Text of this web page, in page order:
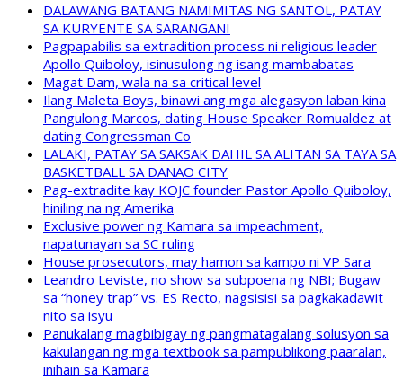
DALAWANG BATANG NAMIMITAS NG SANTOL, PATAY
SA KURYENTE SA SARANGANI
Pagpapabilis sa extradition process ni religious leader
Apollo Quiboloy, isinusulong ng isang mambabatas
Magat Dam, wala na sa critical level
Ilang Maleta Boys, binawi ang mga alegasyon laban kina
Pangulong Marcos, dating House Speaker Romualdez at
dating Congressman Co
LALAKI, PATAY SA SAKSAK DAHIL SA ALITAN SA TAYA SA
BASKETBALL SA DANAO CITY
Pag-extradite kay KOJC founder Pastor Apollo Quiboloy,
hiniling na ng Amerika
Exclusive power ng Kamara sa impeachment,
napatunayan sa SC ruling
House prosecutors, may hamon sa kampo ni VP Sara
Leandro Leviste, no show sa subpoena ng NBI; Bugaw
sa “honey trap” vs. ES Recto, nagsisisi sa pagkakadawit
nito sa isyu
Panukalang magbibigay ng pangmatagalang solusyon sa
kakulangan ng mga textbook sa pampublikong paaralan,
inihain sa Kamara